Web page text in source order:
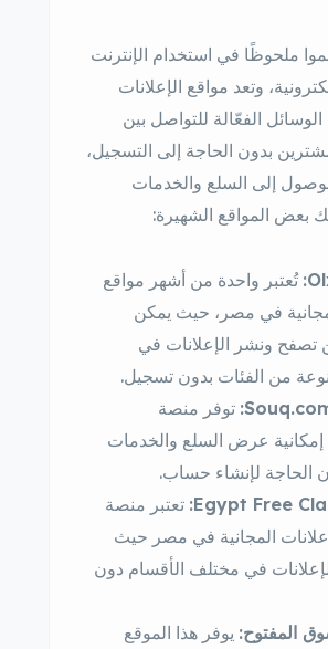
ملحوظًا في استخدام الإنترنت
وتعد مواقع الإعلانات
الوسائل الفعّالة للتواصل بين
بدون الحاجة إلى التسجيل،
إلى السلع والخدمات
بعض المواقع الشهيرة:
تُعتبر واحدة من أشهر مواقع
في مصر، حيث يمكن
تصفح ونشر الإعلانات في
من الفئات بدون تسجيل.
توفر منصة
Souq.com إمكانية عرض السلع والخدمات
الحاجة لإنشاء حساب.
Egypt Free تعتبر منصة
المجانية في مصر حيث
في مختلف الأقسام دون
المفتوح: يوفر هذا الموقع